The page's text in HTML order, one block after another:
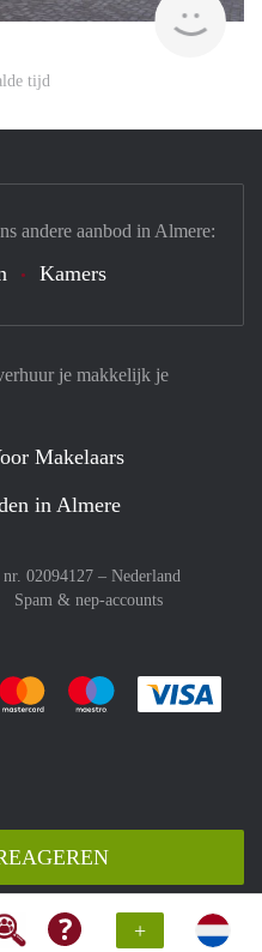
+
tijd
je makkelijk je
Makelaars
in Almere
02094127 – Nederland
Spam & nep-accounts
rekent gemakkelijk af met Paypal
Je rekent gemakkelijk af met
Je rekent
andere aanbod in Almere:
Kamers